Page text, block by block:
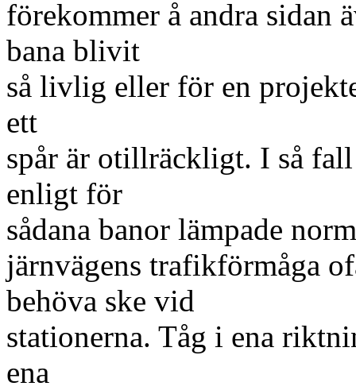
förekommer å andra sidan
bana blivit
så livlig eller för en
ett
spår är otillräckligt. I så
enligt för
sådana banor lämpade
järnvägens trafikförmåga
behöva ske vid
stationerna. Tåg i ena
ena